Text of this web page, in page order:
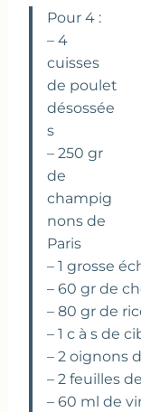
Pour 4 :
– 4
cuisses
de poulet
désossée
s
– 250 gr
de
champig
nons de
Paris
– 1 grosse
– 60 gr de
– 80 gr de
– 1 c à s de
– 2 oignons
– 2 feuilles
– 60 ml de